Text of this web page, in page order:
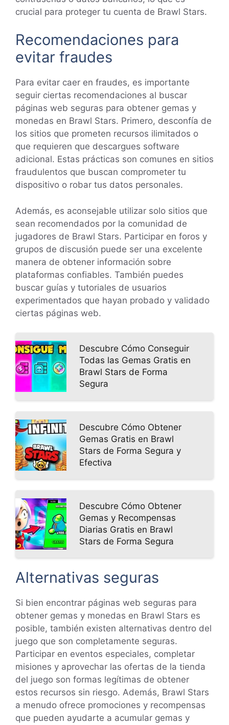
crucial para proteger tu cuenta de Brawl Stars.
Recomendaciones para
evitar fraudes
Para evitar caer en fraudes, es importante
seguir ciertas recomendaciones al buscar
páginas web seguras para obtener gemas y
monedas en Brawl Stars. Primero, desconfía de
los sitios que prometen recursos ilimitados o
que requieren que descargues software
adicional. Estas prácticas son comunes en sitios
fraudulentos que buscan comprometer tu
dispositivo o robar tus datos personales.
Además, es aconsejable utilizar solo sitios que
sean recomendados por la comunidad de
jugadores de Brawl Stars. Participar en foros y
grupos de discusión puede ser una excelente
manera de obtener información sobre
plataformas confiables. También puedes
buscar guías y tutoriales de usuarios
experimentados que hayan probado y validado
ciertas páginas web.
Descubre Cómo Conseguir
Todas las Gemas Gratis en
Brawl Stars de Forma
Segura
Descubre Cómo Obtener
Gemas Gratis en Brawl
Stars de Forma Segura y
Efectiva
Descubre Cómo Obtener
Gemas y Recompensas
Diarias Gratis en Brawl
Stars de Forma Segura
Alternativas seguras
Si bien encontrar páginas web seguras para
obtener gemas y monedas en Brawl Stars es
posible, también existen alternativas dentro del
juego que son completamente seguras.
Participar en eventos especiales, completar
misiones y aprovechar las ofertas de la tienda
del juego son formas legítimas de obtener
estos recursos sin riesgo. Además, Brawl Stars
a menudo ofrece promociones y recompensas
que pueden ayudarte a acumular gemas y